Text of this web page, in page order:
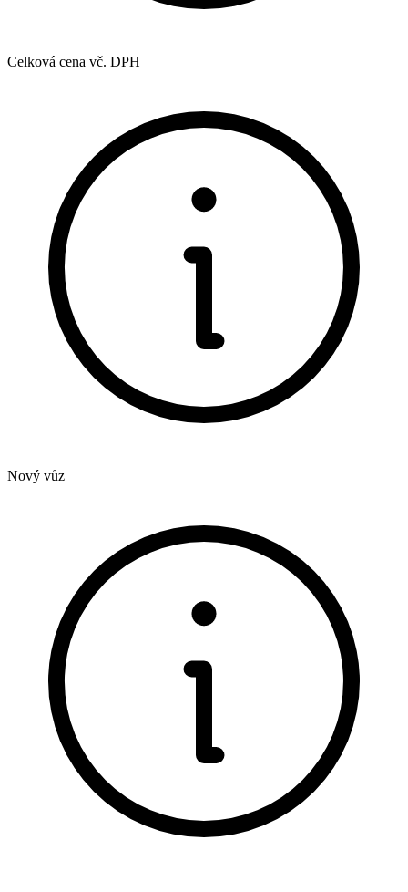
Celková cena vč. DPH
Nový vůz